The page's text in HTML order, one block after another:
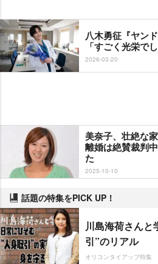
八木勇征『ヤン
「すごく光栄で
2026-03-20
美奈子、壮絶な
離婚は絶賛裁判
た
2025-10-10
話題の特集をPICK UP！
川島海荷さんと
引”のリアル
オリコンタイアップ特集